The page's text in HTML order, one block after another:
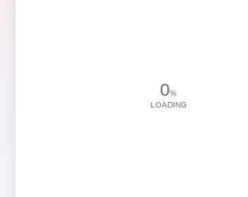
0%
LOADING